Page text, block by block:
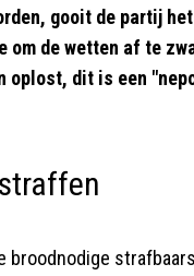
gooit de partij
de wetten af te
dit is een
broodnodige